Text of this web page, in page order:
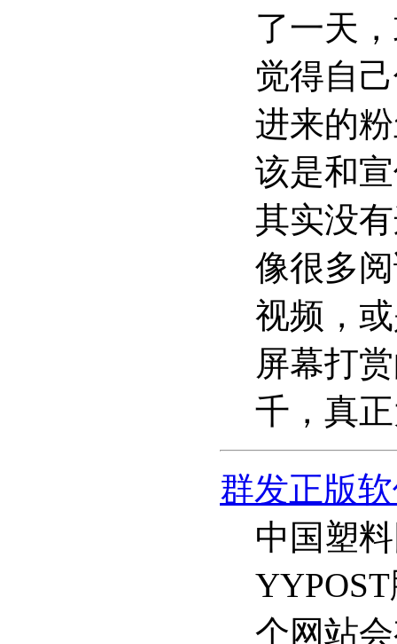
了一天
觉得自
进来的
该是和
其实没
像很多
视频，
屏幕打
千，真
群发正版
中国塑
个网站